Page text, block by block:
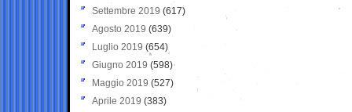
Settembre 2019 (617)
Agosto 2019 (639)
Luglio 2019 (654)
Giugno 2019 (598)
Maggio 2019 (527)
Aprile 2019 (383)